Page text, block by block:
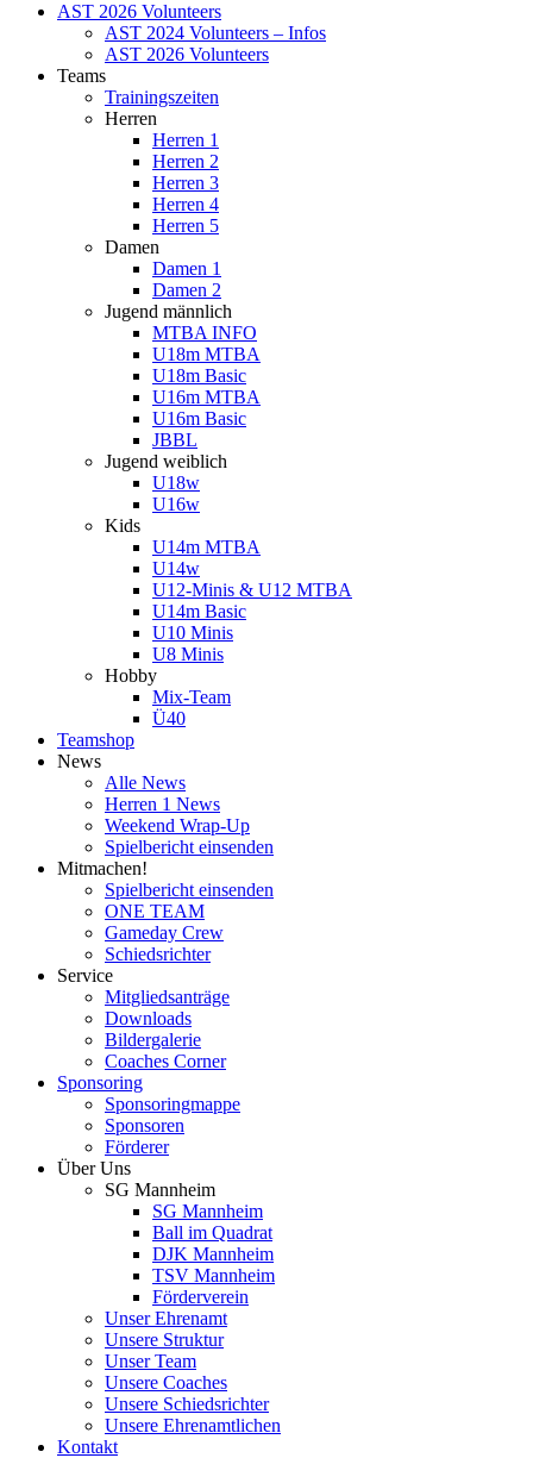
AST 2026 Volunteers
AST 2024 Volunteers – Infos
AST 2026 Volunteers
Teams
Trainingszeiten
Herren
Herren 1
Herren 2
Herren 3
Herren 4
Herren 5
Damen
Damen 1
Damen 2
Jugend männlich
MTBA INFO
U18m MTBA
U18m Basic
U16m MTBA
U16m Basic
JBBL
Jugend weiblich
U18w
U16w
Kids
U14m MTBA
U14w
U12-Minis & U12 MTBA
U14m Basic
U10 Minis
U8 Minis
Hobby
Mix-Team
Ü40
Teamshop
News
Alle News
Herren 1 News
Weekend Wrap-Up
Spielbericht einsenden
Mitmachen!
Spielbericht einsenden
ONE TEAM
Gameday Crew
Schiedsrichter
Service
Mitgliedsanträge
Downloads
Bildergalerie
Coaches Corner
Sponsoring
Sponsoringmappe
Sponsoren
Förderer
Über Uns
SG Mannheim
SG Mannheim
Ball im Quadrat
DJK Mannheim
TSV Mannheim
Förderverein
Unser Ehrenamt
Unsere Struktur
Unser Team
Unsere Coaches
Unsere Schiedsrichter
Unsere Ehrenamtlichen
Kontakt